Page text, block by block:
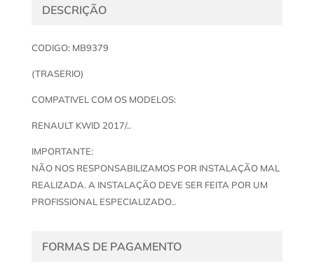
DESCRIÇÃO
CODIGO: MB9379
(TRASERIO)
COMPATIVEL COM OS MODELOS:
RENAULT KWID 2017/..
IMPORTANTE:
NÃO NOS RESPONSABILIZAMOS POR INSTALAÇÃO MAL
REALIZADA. A INSTALAÇÃO DEVE SER FEITA POR UM
PROFISSIONAL ESPECIALIZADO..
FORMAS DE PAGAMENTO